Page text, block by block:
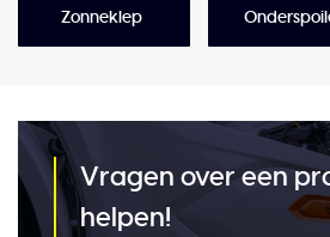
Zonneklep
Vragen over een
helpen!